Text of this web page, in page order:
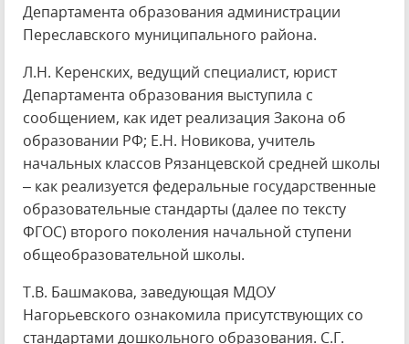
Департамента образования администрации
Переславского муниципального района.
Л.Н. Керенских, ведущий специалист, юрист
Департамента образования выступила с
сообщением, как идет реализация Закона об
образовании РФ; Е.Н. Новикова, учитель
начальных классов Рязанцевской средней школы
– как реализуется федеральные государственные
образовательные стандарты (далее по тексту
ФГОС) второго поколения начальной ступени
общеобразовательной школы.
Т.В. Башмакова, заведующая МДОУ
Нагорьевского ознакомила присутствующих со
стандартами дошкольного образования. С.Г.